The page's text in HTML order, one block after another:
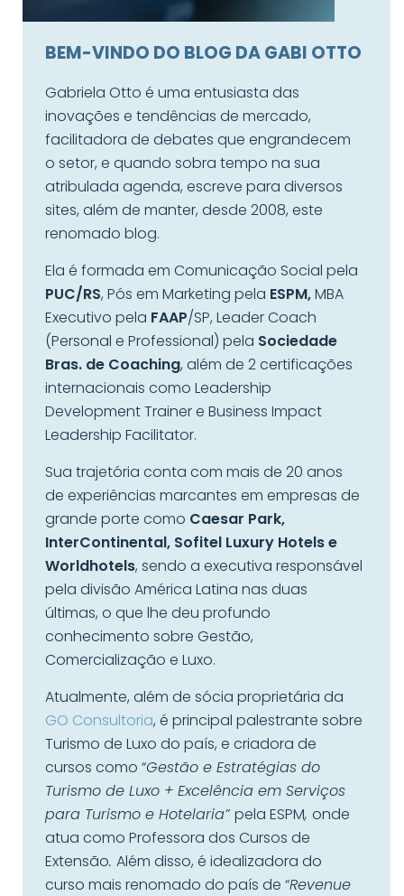
BEM-VINDO DO BLOG DA GABI OTTO
Gabriela Otto é uma entusiasta das
inovações e tendências de mercado,
facilitadora de debates que engrandecem
o setor, e quando sobra tempo na sua
atribulada agenda, escreve para diversos
sites, além de manter, desde 2008, este
renomado blog.
Ela é formada em Comunicação Social pela
PUC/RS, Pós em Marketing pela ESPM,MBA
Executivo pela FAAP/SP, Leader Coach
(Personal e Professional) pela Sociedade
Bras. de Coaching, além de 2 certificações
internacionais como Leadership
Development Trainer e Business Impact
Leadership Facilitator.
Sua trajetória conta com mais de 20 anos
de experiências marcantes em empresas de
grande porte como Caesar Park,
InterContinental, Sofitel Luxury Hotels e
Worldhotels, sendo a executiva responsável
pela divisão América Latina nas duas
últimas, o que lhe deu profundo
conhecimento sobre Gestão,
Comercialização e Luxo.
Atualmente, além de sócia proprietária da
GO Consultoria, é principal palestrante sobre
Turismo de Luxo do país, e criadora de
cursos como “Gestão e Estratégias do
Turismo de Luxo + Excelência em Serviços
para Turismo e Hotelaria”pela ESPM, onde
atua como Professora dos Cursos de
Extensão. Além disso, é idealizadora do
curso mais renomado do país de “Revenue